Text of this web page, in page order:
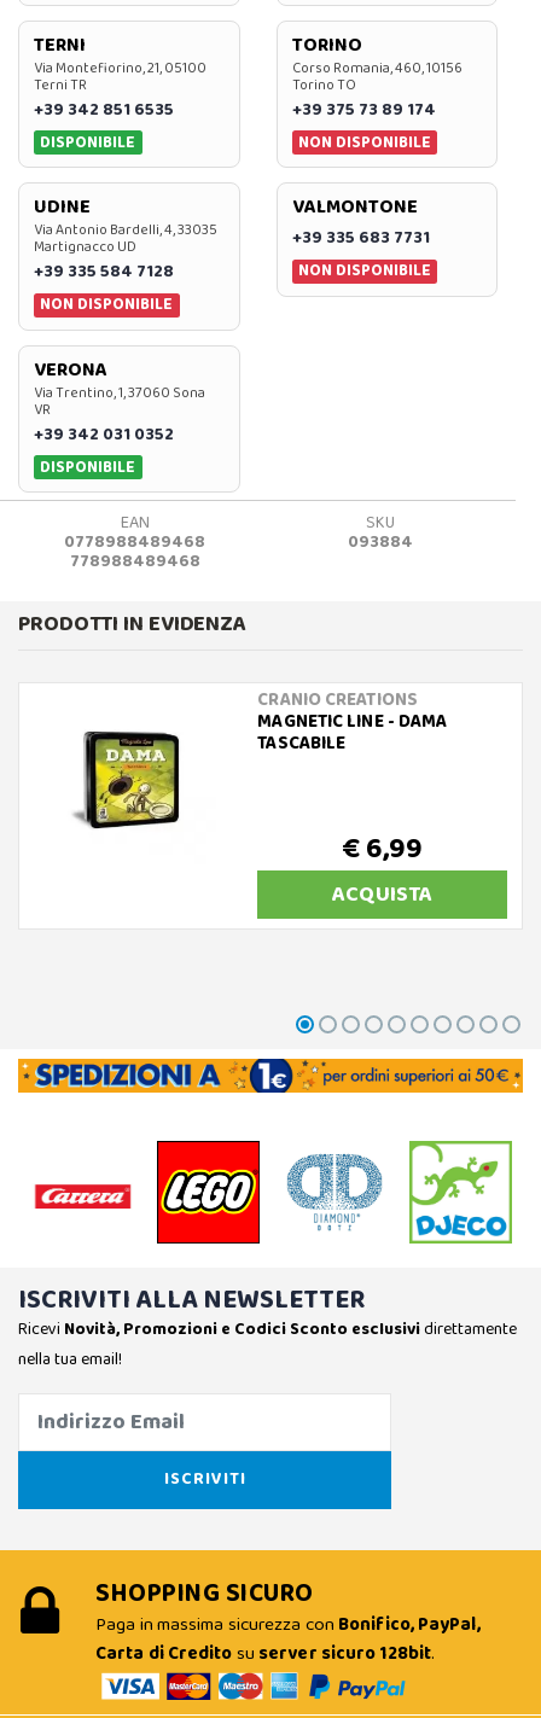
TERNI
Via Montefiorino, 21, 05100
Terni TR
+39 342 851 6535
DISPONIBILE
TORINO
Corso Romania, 460, 10156
Torino TO
+39 375 73 89 174
NON DISPONIBILE
UDINE
Via Antonio Bardelli, 4, 33035
Martignacco UD
+39 335 584 7128
NON DISPONIBILE
VALMONTONE
+39 335 683 7731
NON DISPONIBILE
VERONA
Via Trentino, 1, 37060 Sona
VR
+39 342 031 0352
DISPONIBILE
EAN
0778988489468
778988489468
SKU
093884
PRODOTTI IN EVIDENZA
CRANIO CREATIONS
MAGNETIC LINE - DAMA
TASCABILE
€ 6,99
ACQUISTA
ISCRIVITI ALLA NEWSLETTER
Ricevi Novità, Promozioni e Codici Sconto esclusividirettamente
nella tua email!
SHOPPING SICURO
Paga in massima sicurezza con Bonifico, PayPal,
Carta di Creditosu server sicuro 128bit.